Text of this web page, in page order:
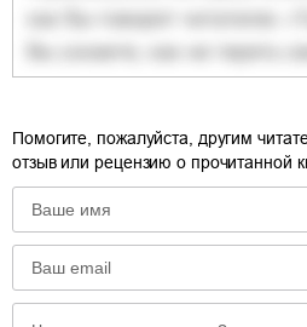
Помогите, пожалуйста, другим
отзыв или рецензию о прочитанной